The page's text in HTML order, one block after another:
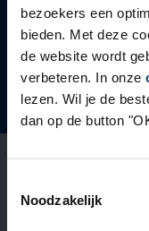
bezoekers een
bieden. Met deze
de website wordt
verbeteren. In onze
lezen. Wil je de
dan op de button
Noodzakelijk